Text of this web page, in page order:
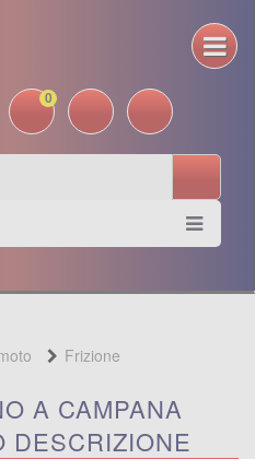
0
Frizione
A CAMPANA
DESCRIZIONE